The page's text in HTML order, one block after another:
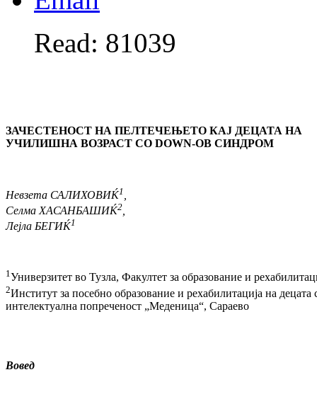
Read: 81039
ЗАЧЕСТЕНОСТ НА ПЕЛТЕЧЕЊЕТО КАЈ ДЕЦАТА НА
УЧИЛИШНА ВОЗРАСТ СО DOWN-ОВ СИНДРОМ
Невзета САЛИХОВИЌ1
Селма ХАСАНБАШИЌ2
Лејла БЕГИЌ1
1Универзитет во Тузла, Факултет за об­ра­зо­ва­ние и
2Институт за посебно образование и ре­ха­би­ли­тација на децата
интелектуална попреченост „Mеденица“, Сараево
Вовед